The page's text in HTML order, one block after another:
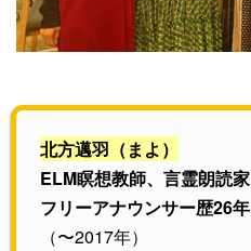
北方邁羽（まよ）
ELM瞑想教師、言霊朗読家
フリーアナウンサー歴26年
（〜2017年）